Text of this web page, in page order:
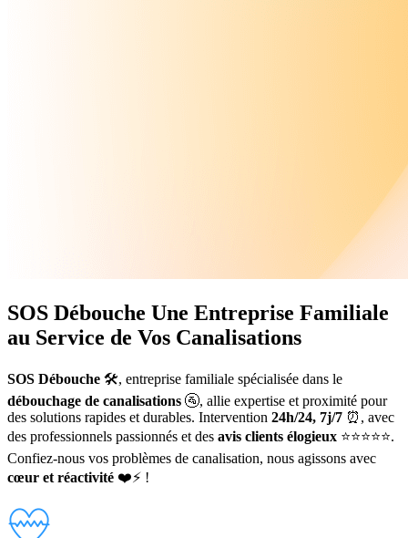
SOS Débouche Une Entreprise Familiale
au Service de Vos Canalisations
SOS Débouche 🛠️, entreprise familiale spécialisée dans le
débouchage de canalisations 🚰, allie expertise et proximité pour
des solutions rapides et durables. Intervention 24h/24, 7j/7 ⏰, avec
des professionnels passionnés et des avis clients élogieux ⭐⭐⭐⭐⭐.
Confiez-nous vos problèmes de canalisation, nous agissons avec
cœur et réactivité ❤️⚡ !